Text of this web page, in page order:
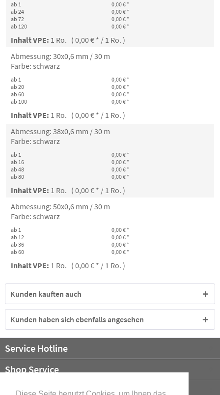
ab 1
0,00 € *
ab 24
0,00 € *
ab 72
0,00 € *
ab 120
0,00 € *
Inhalt VPE: 1 Ro. ( 0,00 € * / 1 Ro. )
Abmessung: 30x0,6 mm / 30 m
Farbe: schwarz
ab 1
0,00 € *
ab 20
0,00 € *
ab 60
0,00 € *
ab 100
0,00 € *
Inhalt VPE: 1 Ro. ( 0,00 € * / 1 Ro. )
Abmessung: 38x0,6 mm / 30 m
Farbe: schwarz
ab 1
0,00 € *
ab 16
0,00 € *
ab 48
0,00 € *
ab 80
0,00 € *
Inhalt VPE: 1 Ro. ( 0,00 € * / 1 Ro. )
Abmessung: 50x0,6 mm / 30 m
Farbe: schwarz
ab 1
0,00 € *
ab 12
0,00 € *
ab 36
0,00 € *
ab 60
0,00 € *
Inhalt VPE: 1 Ro. ( 0,00 € * / 1 Ro. )
Kunden kauften auch
Kunden haben sich ebenfalls angesehen
Service Hotline
Shop Service
Informationen